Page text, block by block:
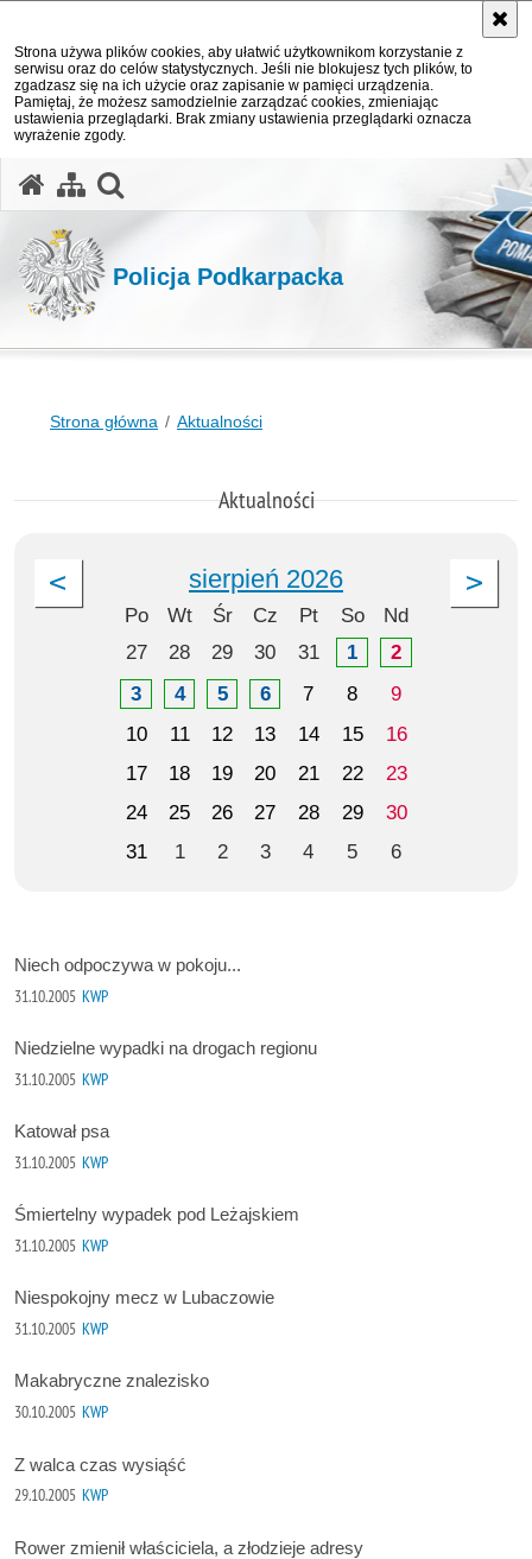
Strona używa plików cookies, aby ułatwić użytkownikom korzystanie z
serwisu oraz do celów statystycznych. Jeśli nie blokujesz tych plików, to
zgadzasz się na ich użycie oraz zapisanie w pamięci urządzenia.
Pamiętaj, że możesz samodzielnie zarządzać cookies, zmieniając
ustawienia przeglądarki. Brak zmiany ustawienia przeglądarki oznacza
wyrażenie zgody.
Policja Podkarpacka
Strona główna Aktualności
Aktualności
sierpień 2026
Po Wt Śr Cz Pt So
Nd
27
28 29 30 31 1
2
3
4 5 6 7 8
9
10
11 12 13 14 15
16
17
18 19 20 21 22
23
24
25 26 27 28 29
30
31
1 2 3 4 5 6
Niech odpoczywa w pokoju...
31.10.2005 KWP
Niedzielne wypadki na drogach regionu
31.10.2005 KWP
Katował psa
31.10.2005 KWP
Śmiertelny wypadek pod Leżajskiem
31.10.2005 KWP
Niespokojny mecz w Lubaczowie
31.10.2005 KWP
Makabryczne znalezisko
30.10.2005 KWP
Z walca czas wysiąść
29.10.2005 KWP
Rower zmienił właściciela, a złodzieje adresy